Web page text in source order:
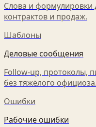
Слова и формулировки
контрактов и продаж.
Шаблоны
Деловые сообщения
Follow-up, протоколы,
без тяжёлого официоза.
Ошибки
Рабочие ошибки